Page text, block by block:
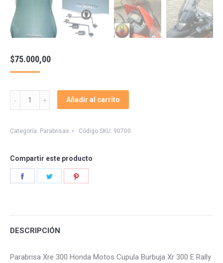
$75.000,00
Parabrisa
300
Añadir al carrito
Categoría: Parabrisas Código SKU: 90700
Compartir este producto
DESCRIPCIÓN
Parabrisa Xre 300 Honda Motos Cupula Burbuja Xr 300 E Rally